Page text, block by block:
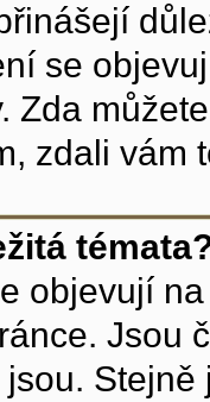
se
Zda
zdali vám
objevují
Jsou